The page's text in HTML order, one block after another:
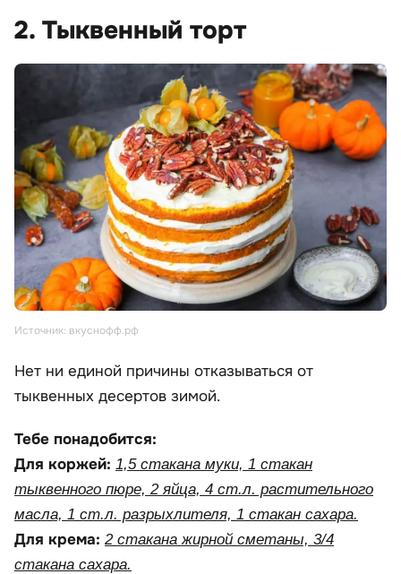
2. Тыквенный торт
Источник: вкуснофф.рф
Нет ни единой причины отказываться от
тыквенных десертов зимой.
Тебе понадобится:
Для коржей: 1,5 стакана муки, 1 стакан
тыквенного пюре, 2 яйца, 4 ст.л. растительного
масла, 1 ст.л. разрыхлителя, 1 стакан сахара.
Для крема: 2 стакана жирной сметаны, 3/4
стакана сахара.